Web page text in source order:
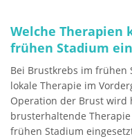
Welche Therapien
frühen Stadium
Bei Brustkrebs im frühen
lokale Therapie im
Operation der Brust wird
brusterhaltende
frühen Stadium